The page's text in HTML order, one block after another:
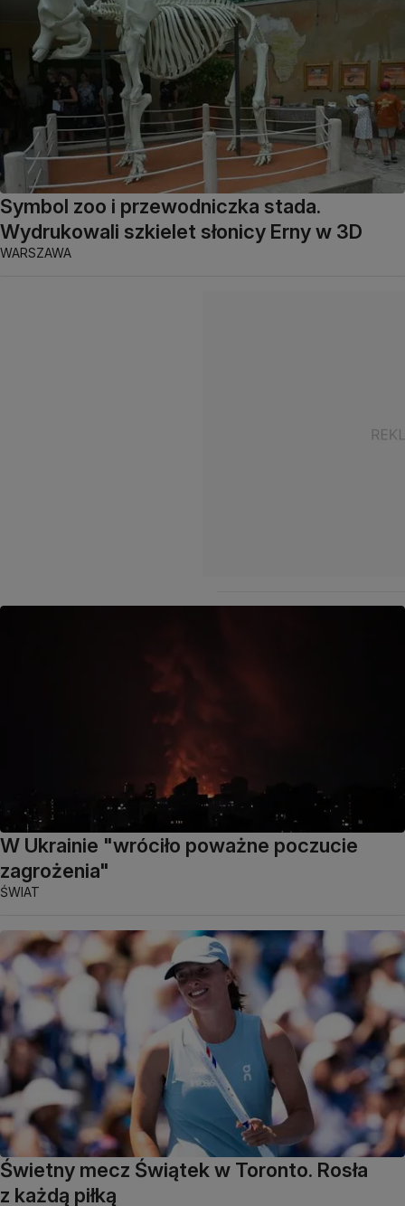
Symbol zoo i przewodniczka stada.
Wydrukowali szkielet słonicy Erny w 3D
WARSZAWA
W Ukrainie "wróciło poważne poczucie
zagrożenia"
ŚWIAT
Świetny mecz Świątek w Toronto. Rosła
z każdą piłką